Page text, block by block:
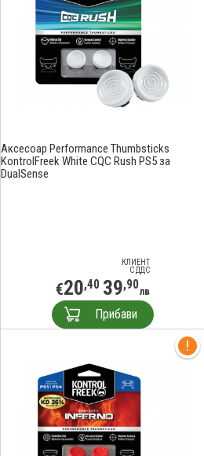
Аксесоар Performance Thumbsticks
KontrolFreek White CQC Rush PS5 за
DualSense
КЛИЕНТ
С ДДС
€20,40 39,90лв
Прибави